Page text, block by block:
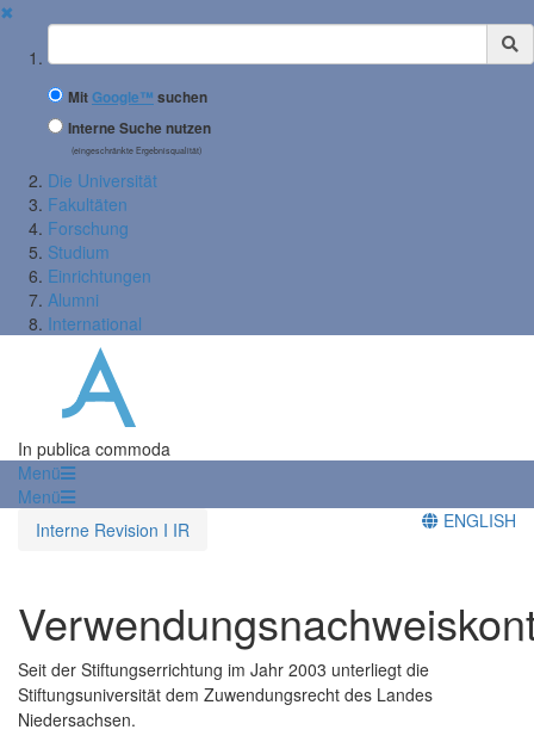
✖
Suchbegriff
MitGoogle™ suchen
Interne Suche nutzen
(eingeschränkte Ergebnisqualität)
Die Universität
Fakultäten
Forschung
Studium
Einrichtungen
Alumni
International
In publica commoda
Menü
Menü
Interne Revision I IR
ENGLISH
Seit der Stiftungserrichtung im Jahr 2003 unterliegt die
Stiftungsuniversität dem Zuwendungsrecht des Landes
Niedersachsen.